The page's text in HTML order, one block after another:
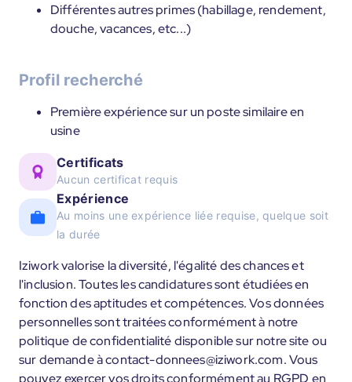
Différentes autres primes (habillage, rendement,
douche, vacances, etc...)
Profil recherché
Première expérience sur un poste similaire en
usine
Certificats
Aucun certificat requis
Expérience
Au moins une expérience liée requise, quelque soit
la durée
Iziwork valorise la diversité, l'égalité des chances et
l'inclusion. Toutes les candidatures sont étudiées en
fonction des aptitudes et compétences. Vos données
personnelles sont traitées conformément à notre
politique de confidentialité disponible sur notre site ou
sur demande à contact-donnees@iziwork.com. Vous
pouvez exercer vos droits conformément au RGPD en